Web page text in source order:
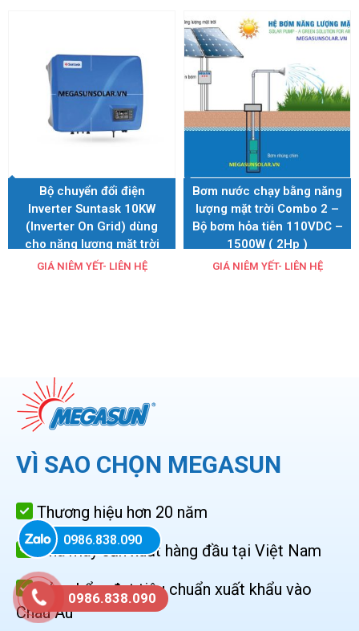
Bộ chuyển đổi điện
Inverter Suntask 10KW
(Inverter On Grid) dùng
cho năng lượng mặt trời
GIÁ NIÊM YẾT- LIÊN HỆ
Bơm nước chạy bằng năng
lượng mặt trời Combo 2 –
Bộ bơm hỏa tiễn 110VDC –
1500W ( 2Hp )
GIÁ NIÊM YẾT- LIÊN HỆ
VÌ SAO CHỌN MEGASUN
Thương hiệu hơn 20 năm
Nhà máy sản xuất hàng đầu tại Việt Nam
Sản phẩm đạt tiêu chuẩn xuất khẩu vào
Châu Âu
0986.838.090
0986.838.090